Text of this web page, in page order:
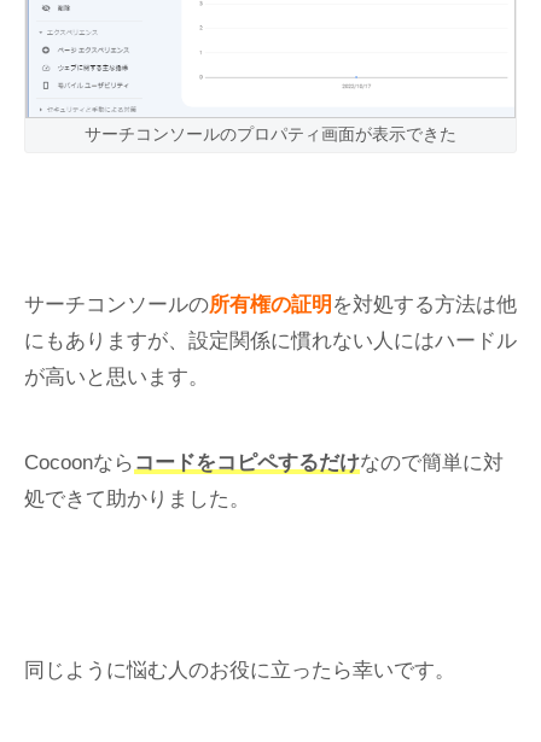
サーチコンソールのプロパティ画面が表示できた
サーチコンソールの所有権の証明 を対処する方法は他
にもありますが、設定関係に慣れない人にはハードル
が高いと思います。
Cocoonなら コードをコピペするだけなので簡単に対
処できて助かりました。
同じように悩む人のお役に立ったら幸いです。